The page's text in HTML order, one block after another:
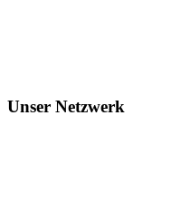
Unser Netzwerk